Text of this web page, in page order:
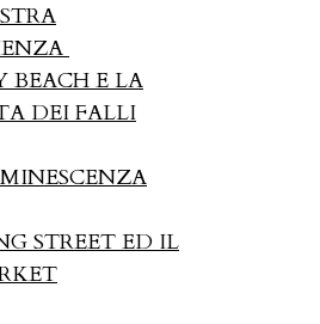
BEACH E LA
DEI FALLI
STREET ED IL